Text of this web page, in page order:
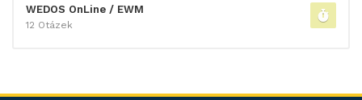
WEDOS OnLine / EWM
12 Otázek